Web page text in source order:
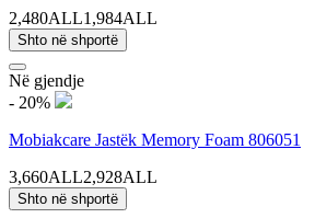
2,480ALL1,984ALL
Shto në shportë
Në gjendje
- 20%
Mobiakcare Jastëk Memory Foam 806051
3,660ALL2,928ALL
Shto në shportë